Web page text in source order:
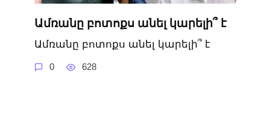
Ամռանը բոտոքս անել կարելի՞ է
Ամռանը բոտոքս անել կարելի՞ է
0 628